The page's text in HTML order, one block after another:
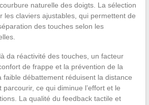
naturelle des doigts. La sélection
les claviers ajustables, qui permettent de
des touches selon les
da réactivité des touches, un facteur
de frappe et la prévention de la
faible débattement réduisent la distance
ce qui diminue l’effort et le
La qualité du feedback tactile et